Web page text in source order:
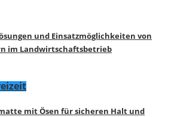
und Einsatzmöglichkeiten von
im Landwirtschaftsbetrieb
mit Ösen für sicheren Halt und